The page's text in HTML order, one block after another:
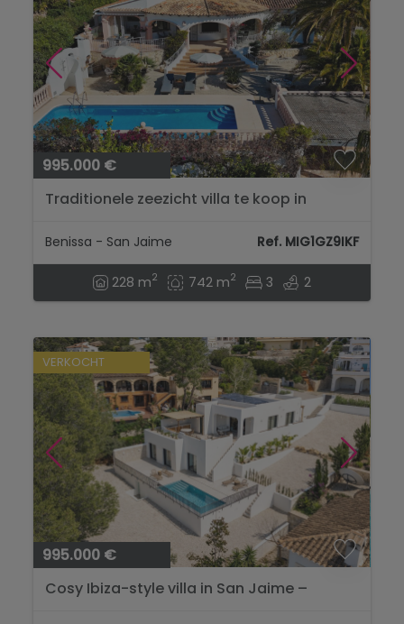
995.000 €
Traditionele zeezicht villa te koop in
Benissa - San Jaime Ref. MIG1GZ9IKF
228 m2 742 m2 3 2
VERKOCHT
995.000 €
Cosy Ibiza-style villa in San Jaime –